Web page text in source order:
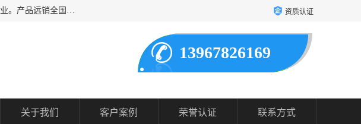
凯鑫管道科技有限公司是一家专业生产PPH、CPVC各类塑料阀门、塑料管道等非金属防腐化工设备的大型企业。产品远销全国三十一个省、市、自治区,广泛应用于化工、石油、氯碱、染料、制药、农药等行业，深受广大用户欢迎，是目前国内生产化工泵、阀门规模较大的生产基地之一。 资质认证
13967826169
关于我们 客户案例 荣誉认证 联系方式